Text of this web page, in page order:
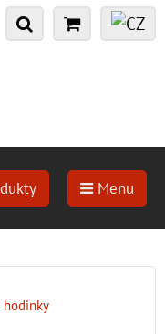
Menu
hodinky